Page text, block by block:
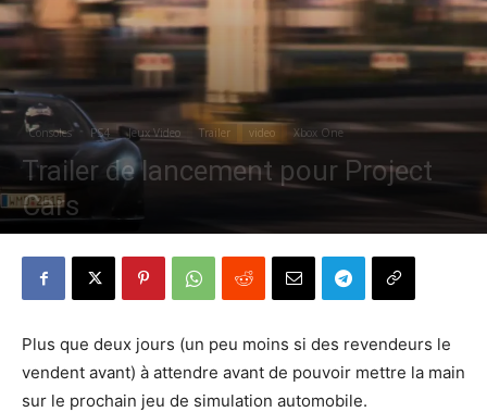
Consoles PS4 Jeux Video Trailer video Xbox One
Trailer de lancement pour Project
Cars
Par Denny - 4 mai 2015 401 0
Plus que deux jours (un peu moins si des revendeurs le
vendent avant) à attendre avant de pouvoir mettre la main
sur le prochain jeu de simulation automobile.